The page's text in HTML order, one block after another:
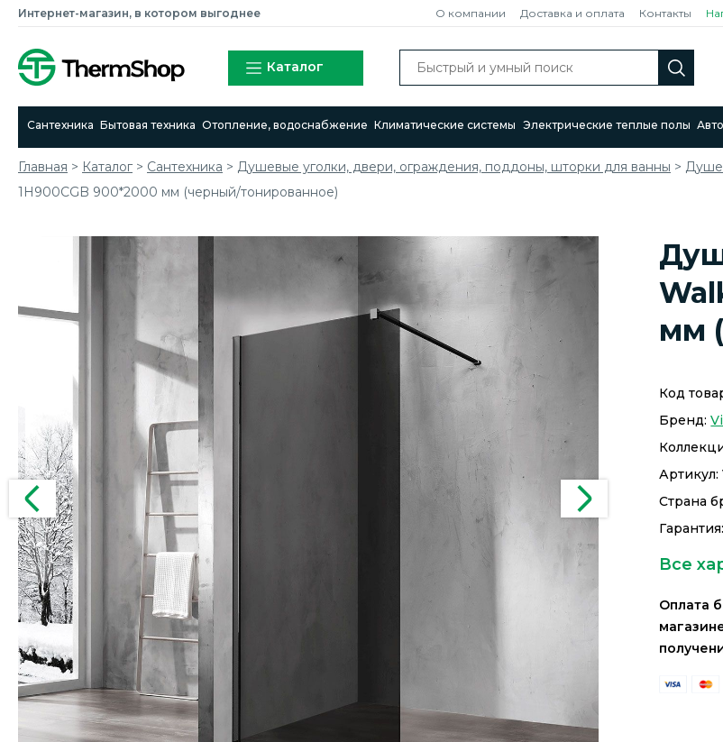
Интернет-магазин, в котором выгоднее О компании Доставка и оплата Контакты
Каталог
Сантехника Бытовая техника Отопление, водоснабжение Климатические системы Электрические теплые полы
Главная > Каталог > Сантехника > Душевые уголки, двери, ограждения, поддоны, шторки для ванны >
1H900CGB 900*2000 мм (черный/тонированное)
мм
Код
Бренд:
Артикул:
Страна
Все
Оплата